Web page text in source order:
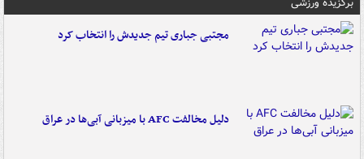
مجتبی جباری تیم جدیدش را انتخاب کرد
دلیل مخالفت AFC با میزبانی آبی‌ها در عراق